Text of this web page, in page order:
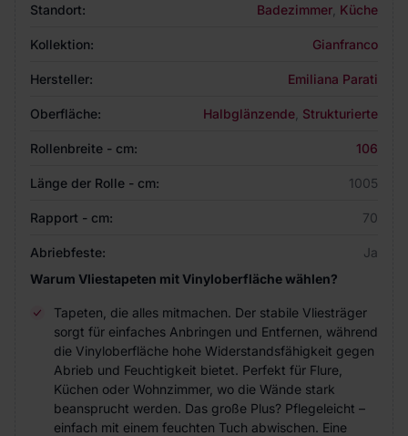
Standort: Badezimmer Küche
Kollektion: Gianfranco
Hersteller: Emiliana Parati
Oberfläche: Halbglänzende Strukturierte
Rollenbreite - cm: 106
Länge der Rolle - cm: 1005
Rapport - cm: 70
Abriebfeste:
Ja
Warum Vliestapeten mit Vinyloberfläche wählen?
Tapeten, die alles mitmachen. Der stabile Vliesträger
sorgt für einfaches Anbringen und Entfernen, während
die Vinyloberfläche hohe Widerstandsfähigkeit gegen
Abrieb und Feuchtigkeit bietet. Perfekt für Flure,
Küchen oder Wohnzimmer, wo die Wände stark
beansprucht werden. Das große Plus? Pflegeleicht –
einfach mit einem feuchten Tuch abwischen. Eine